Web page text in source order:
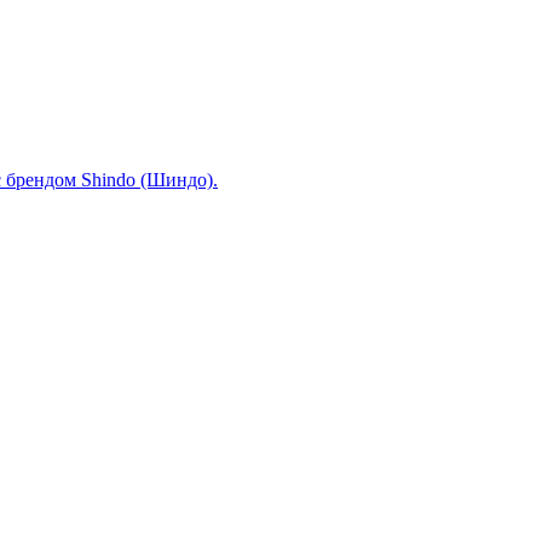
брендом Shindo (Шиндо).